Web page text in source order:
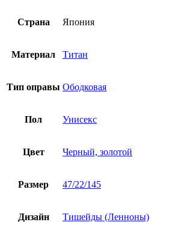
Страна Япония
Материал Титан
Тип оправы Ободковая
Пол Унисекс
Цвет Черный, золотой
Размер 47/22/145
Дизайн Тишейды (Ленноны)